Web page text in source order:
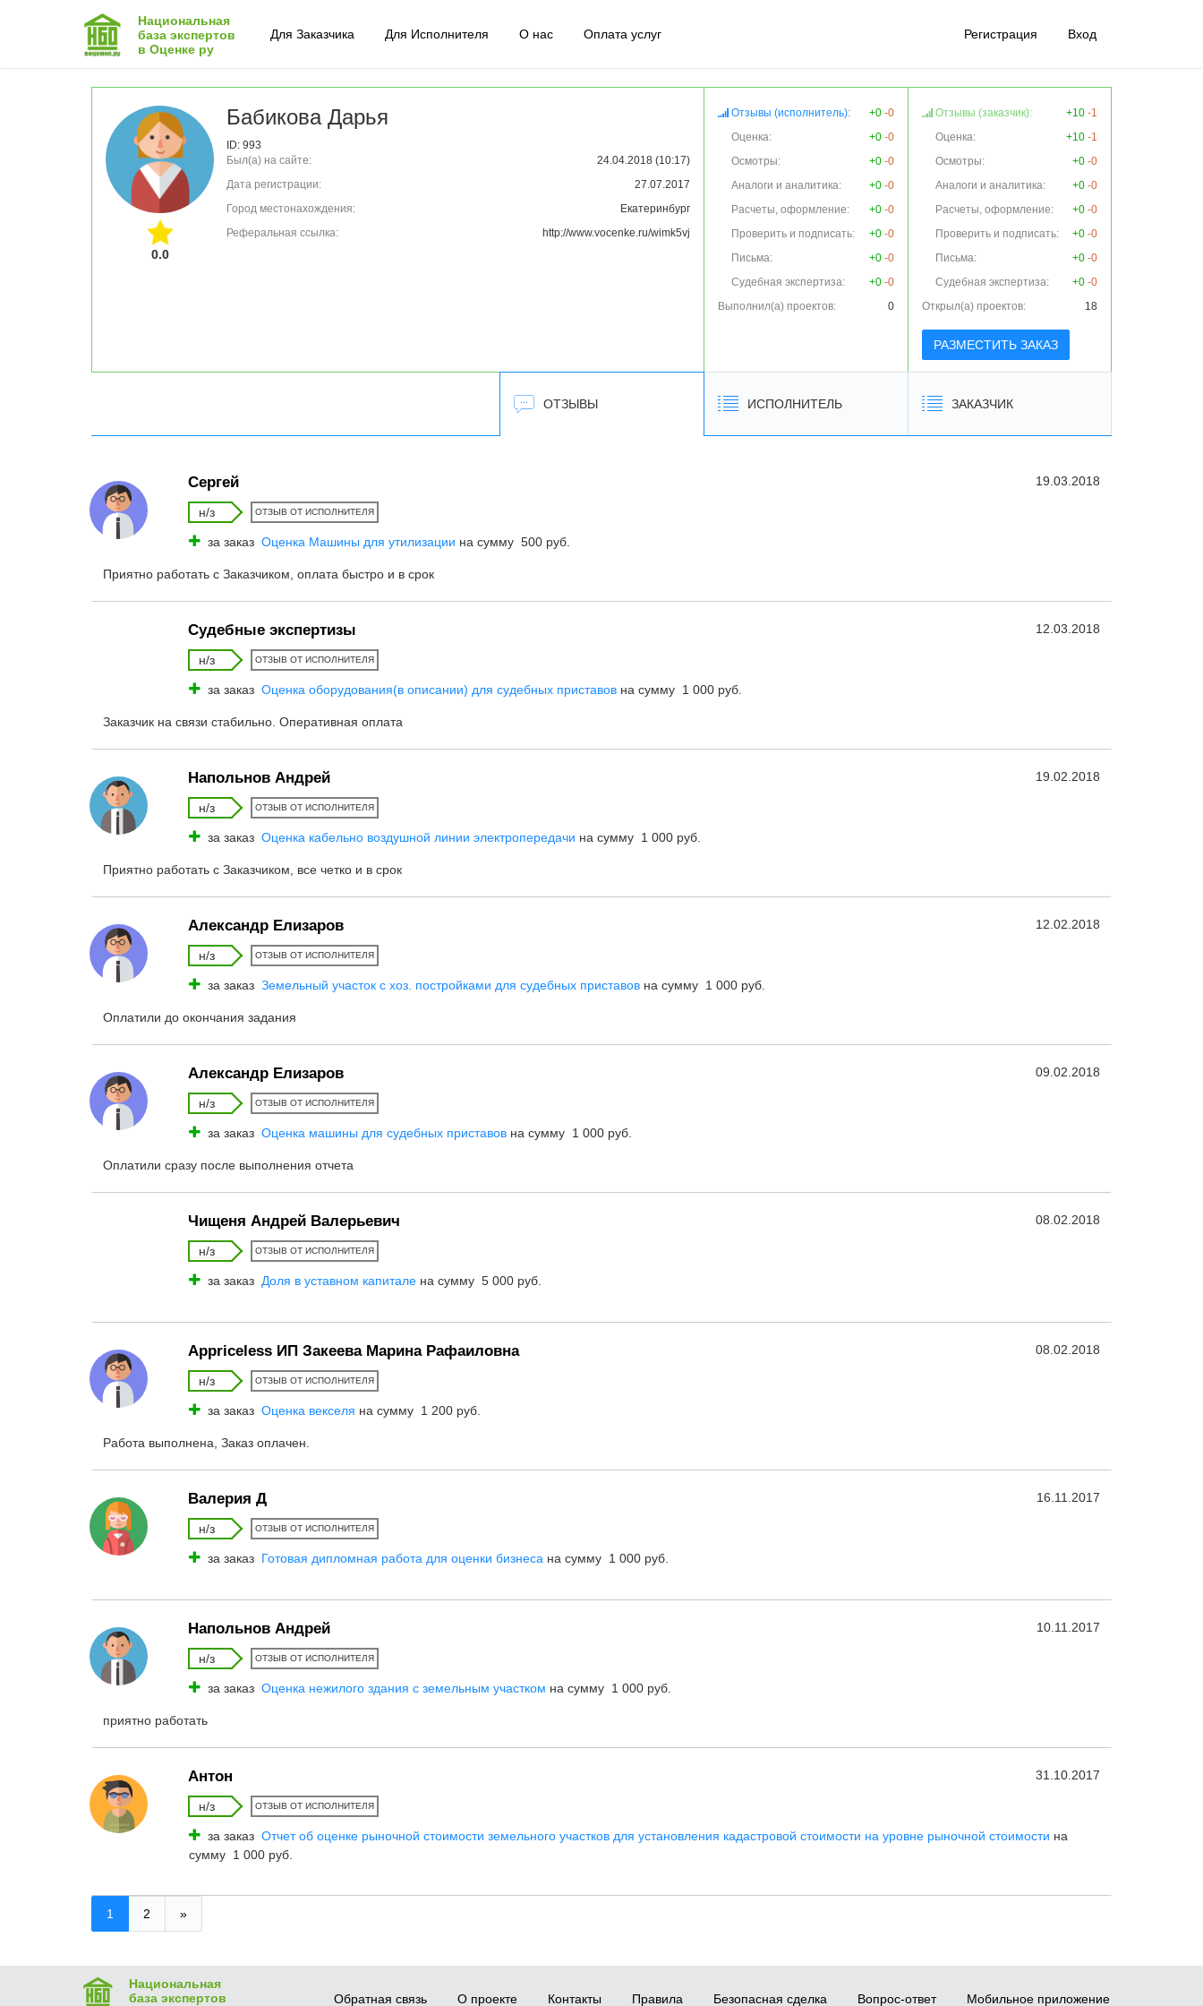
Национальная
база экспертов
в Оценке ру
Для Заказчика Для Исполнителя О нас Оплата услуг Регистрация Вход
0.0
Бабикова Дарья
ID: 993
Был(а) на сайте:
24.04.2018 (10:17)
Дата регистрации:
27.07.2017
Город местонахождения:
Екатеринбург
Реферальная ссылка:
http://www.vocenke.ru/wimk5vj
Отзывы (исполнитель): +0 -0
Оценка:
+0 -0
Осмотры:
+0 -0
Аналоги и аналитика:
+0 -0
Расчеты, оформление:
+0 -0
Проверить и подписать:
+0 -0
Письма:
+0 -0
Судебная экспертиза:
+0 -0
Выполнил(а) проектов:
0
Отзывы (заказчик): +10 -1
Оценка:
+10 -1
Осмотры:
+0 -0
Аналоги и аналитика:
+0 -0
Расчеты, оформление:
+0 -0
Проверить и подписать:
+0 -0
Письма:
+0 -0
Судебная экспертиза:
+0 -0
Открыл(а) проектов:
18
РАЗМЕСТИТЬ ЗАКАЗ
ОТЗЫВЫ ИСПОЛНИТЕЛЬ ЗАКАЗЧИК
Сергей 19.03.2018
н/з ОТЗЫВ ОТ ИСПОЛНИТЕЛЯ
за заказ Оценка Машины для утилизации на сумму 500 руб.
Приятно работать с Заказчиком, оплата быстро и в срок
Судебные экспертизы 12.03.2018
н/з ОТЗЫВ ОТ ИСПОЛНИТЕЛЯ
за заказ Оценка оборудования(в описании) для судебных приставов на сумму 1 000 руб.
Заказчик на связи стабильно. Оперативная оплата
Напольнов Андрей 19.02.2018
н/з ОТЗЫВ ОТ ИСПОЛНИТЕЛЯ
за заказ Оценка кабельно воздушной линии электропередачи на сумму 1 000 руб.
Приятно работать с Заказчиком, все четко и в срок
Александр Елизаров 12.02.2018
н/з ОТЗЫВ ОТ ИСПОЛНИТЕЛЯ
за заказ Земельный участок с хоз. постройками для судебных приставов на сумму 1 000 руб.
Оплатили до окончания задания
Александр Елизаров 09.02.2018
н/з ОТЗЫВ ОТ ИСПОЛНИТЕЛЯ
за заказ Оценка машины для судебных приставов на сумму 1 000 руб.
Оплатили сразу после выполнения отчета
Чищеня Андрей Валерьевич 08.02.2018
н/з ОТЗЫВ ОТ ИСПОЛНИТЕЛЯ
за заказ Доля в уставном капитале на сумму 5 000 руб.
Appriceless ИП Закеева Марина Рафаиловна 08.02.2018
н/з ОТЗЫВ ОТ ИСПОЛНИТЕЛЯ
за заказ Оценка векселя на сумму 1 200 руб.
Работа выполнена, Заказ оплачен.
Валерия Д 16.11.2017
н/з ОТЗЫВ ОТ ИСПОЛНИТЕЛЯ
за заказ Готовая дипломная работа для оценки бизнеса на сумму 1 000 руб.
Напольнов Андрей 10.11.2017
н/з ОТЗЫВ ОТ ИСПОЛНИТЕЛЯ
за заказ Оценка нежилого здания с земельным участком на сумму 1 000 руб.
приятно работать
Антон 31.10.2017
н/з ОТЗЫВ ОТ ИСПОЛНИТЕЛЯ
за заказ Отчет об оценке рыночной стоимости земельного участков для установления кадастровой стоимости на уровне рыночной стоимости на
сумму 1 000 руб.
1 2 »
Национальная
база экспертов
Обратная связь О проекте Контакты Правила Безопасная сделка Вопрос-ответ Мобильное приложение